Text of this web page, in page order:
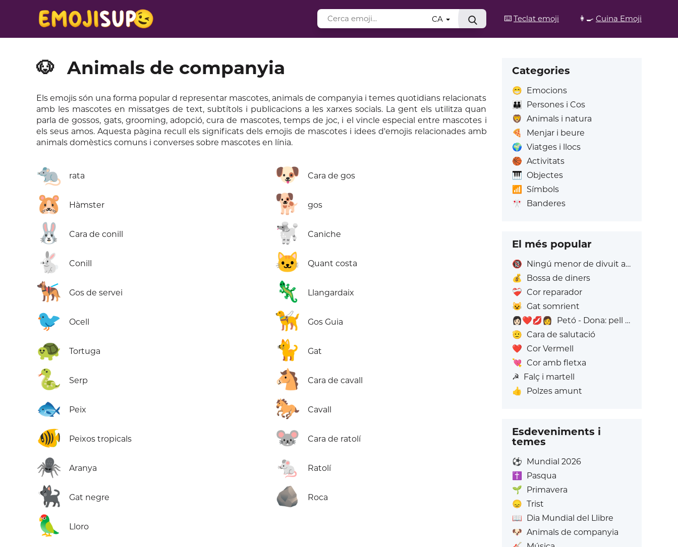
⌨️ Teclat emoji 👩‍🍳 Cuina Emoji
CA
🐶 Animals de companyia
Els emojis són una forma popular d representar mascotes, animals de companyia i temes quotidians relacionats
amb les mascotes en missatges de text, subtítols i publicacions a les xarxes socials. La gent els utilitza quan
parla de gossos, gats, grooming, adopció, cura de mascotes, temps de joc, i el vincle especial entre mascotes i
els seus amos. Aquesta pàgina recull els significats dels emojis de mascotes i idees d'emojis relacionades amb
animals domèstics comuns i converses sobre mascotes en línia.
🐀 rata
🐹 Hàmster
🐰 Cara de conill
🐇 Conill
🐕‍🦺 Gos de servei
🐦 Ocell
🐢 Tortuga
🐍 Serp
🐟 Peix
🐠 Peixos tropicals
🕷️ Aranya
🐈‍⬛ Gat negre
🦜 Lloro
🐶 Cara de gos
🐕 gos
🐩 Caniche
🐱 Quant costa
🦎 Llangardaix
🦮 Gos Guia
🐈 Gat
🐴 Cara de cavall
🐎 Cavall
🐭 Cara de ratolí
🐁 Ratolí
🪨 Roca
Categories
😁 Emocions
👪
Persones i Cos
🦁 Animals i natura
🍕
Menjar i beure
🌍 Viatges i llocs
🏀 Activitats
🎹 Objectes
📶
Símbols
🎌 Banderes
El més popular
🔞 Ningú menor de divuit anys
💰
Bossa de diners
❤️‍🩹 Cor reparador
😺 Gat somrient
👩🏻‍❤️‍💋‍👩
Petó - Dona: pell clara, dona: Sense To de Pell
🫡 Cara de salutació
❤️ Cor Vermell
💘 Cor amb fletxa
☭ Falç i martell
👍
Polzes amunt
Esdeveniments i
temes
⚽ Mundial 2026
✝️
Pasqua
🌱 Primavera
😞 Trist
📖 Dia Mundial del Llibre
🐶 Animals de companyia